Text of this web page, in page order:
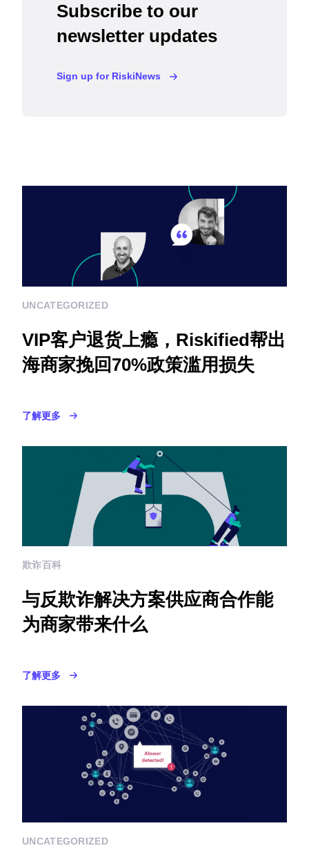
Subscribe to our
newsletter updates
Sign up for RiskiNews
UNCATEGORIZED
VIP客户退货上瘾，Riskified帮出
海商家挽回70%政策滥用损失
了解更多
欺诈百科
与反欺诈解决方案供应商合作能
为商家带来什么
了解更多
UNCATEGORIZED